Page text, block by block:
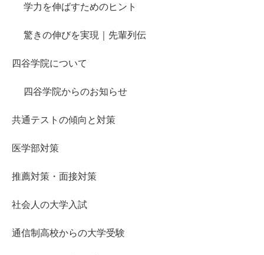
学力を伸ばすためのヒント
驚きの伸びを実現｜先輩列伝
四谷学院について
四谷学院からのお知らせ
共通テストの傾向と対策
医学部対策
推薦対策・面接対策
社会人の大学入試
通信制高校からの大学受験